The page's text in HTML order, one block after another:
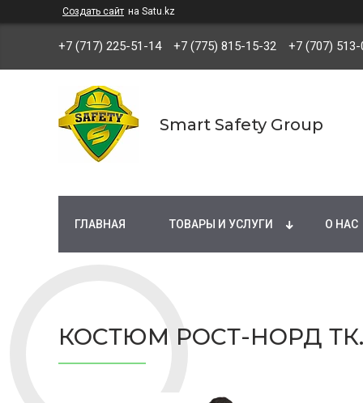
Создать сайт на Satu.kz
+7 (717) 225-51-14 +7 (775) 815-15-32 +7 (707)
Smart Safety Group
ГЛАВНАЯ ТОВАРЫ И УСЛУГИ О НАС
КОСТЮМ РОСТ-НОРД